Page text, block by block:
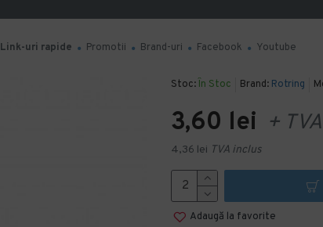
Link-uri rapide Promotii Brand-uri Facebook Youtube
Stoc: În Stoc Brand: Rotring
3,60 lei + TVA
4,36 lei TVA inclus
Adaugă la favorite